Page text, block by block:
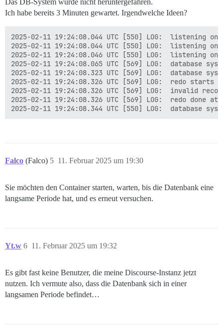
Die Standard-Textsuchkonfiguration wird auf
Berechtigungen für das vorhandene Verzeichnis /
Unterverzeichnisse werden erstellt ... ok
Dynamische Shared-Memory-Implementierung wird
Standardmäßige max_connections wird ausgewählt ...
Standardmäßige shared_buffers wird ausgewählt ...
Standardmäßige Zeitzone wird ausgewählt ... Etc/UTC
Konfigurationsdateien werden erstellt ... ok
Bootstrap-Skript wird ausgeführt ... ok
Post-Bootstrap-Initialisierung wird durchgeführt ...
    pg_ctlcluster 13 main start
invoke-rc.d: konnte aktuellen Runlevel nicht
invoke-rc.d: policy-rc.d verweigerte die Ausführung
Setting up postgresql-13-pgvector (0.8.0-
Stopping PostgreSQL 15 database server: main.
Checking cluster versions
The source cluster was not shut down cleanly.
Failure, exiting
Ich habe bereits 3 Minuten gewartet. Irgendwelche Ideen?
2025-02-11 19:24:08.044 UTC [550] LOG:  listening
2025-02-11 19:24:08.044 UTC [550] LOG:  listening
2025-02-11 19:24:08.046 UTC [550] LOG:  listening
2025-02-11 19:24:08.065 UTC [569] LOG:  database
2025-02-11 19:24:08.323 UTC [569] LOG:  database
2025-02-11 19:24:08.326 UTC [569] LOG:  redo starts
2025-02-11 19:24:08.326 UTC [569] LOG:  invalid
2025-02-11 19:24:08.326 UTC [569] LOG:  redo done at
Falco (Falco) 11. Februar 2025 um 19:30
5
Sie möchten den Container starten, warten, bis die Datenbank eine
langsame Periode hat, und es erneut versuchen.
Yt.w 11. Februar 2025 um 19:32
6
Es gibt fast keine Benutzer, die meine Discourse-Instanz jetzt
nutzen. Ich vermute also, dass die Datenbank sich in einer
langsamen Periode befindet…